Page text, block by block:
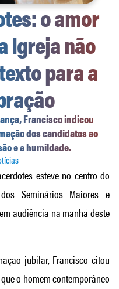
o amor
Igreja não
para a
Francisco indicou
dos candidatos ao
e a humildade.
esteve no centro do
Seminários Maiores e
audiência na manhã deste
jubilar, Francisco citou
o homem contemporâneo